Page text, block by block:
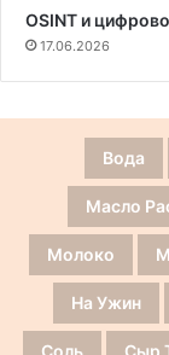
OSINT и
17.06.2026
Вода
Масло
Молоко
На Ужин
Соль Сыр